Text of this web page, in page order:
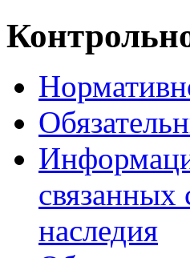
связанных
наследия